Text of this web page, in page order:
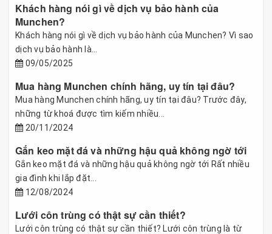
Khách hàng nói gì về dịch vụ bảo hành của
Munchen?
Khách hàng nói gì về dịch vụ bảo hành của Munchen? Vì sao
dịch vụ bảo hành là...
09/05/2025
Mua hàng Munchen chính hãng, uy tín tại đâu?
Mua hàng Munchen chính hãng, uy tín tại đâu? Trước đây,
những từ khoá được tìm kiếm nhiều...
20/11/2024
Gắn keo mặt đá và những hậu quả không ngờ tới
Gắn keo mặt đá và những hậu quả không ngờ tới Rất nhiều
gia đình khi lắp đặt...
12/08/2024
Lưới côn trùng có thật sự cần thiết?
Lưới côn trùng có thật sự cần thiết? Lưới côn trùng là từ